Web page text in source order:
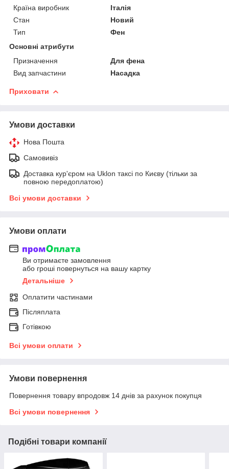
Країна виробник
Італія
Стан
Новий
Тип
Фен
Основні атрибути
Призначення
Для фена
Вид запчастини
Насадка
Приховати
Умови доставки
Нова Пошта
Самовивіз
Доставка кур'єром на Uklon таксі по Києву (тільки за
повною передоплатою)
Всі умови доставки
Умови оплати
Ви отримаєте замовлення
або гроші повернуться на вашу картку
Детальніше
Оплатити частинами
Післяплата
Готівкою
Всі умови оплати
Умови повернення
Повернення товару впродовж 14 днів за рахунок покупця
Всі умови повернення
Подібні товари компанії